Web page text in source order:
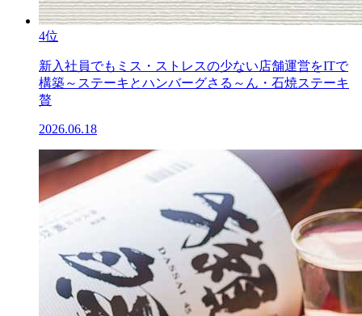
4位
新入社員でもミス・ストレスの少ない店舗運営をITで
構築～ステーキとハンバーグさる～ん・石焼ステーキ
贅
2026.06.18